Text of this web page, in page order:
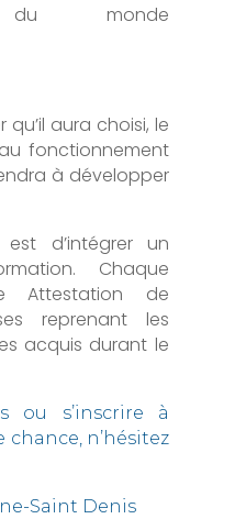
du monde
aura choisi, le
fonctionnement
à développer
d’intégrer un
Chaque
Attestation de
reprenant les
acquis durant le
ou s’inscrire à
chance, n’hésitez
Saint Denis